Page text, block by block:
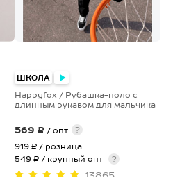
ШКОЛА
Happyfox / Рубашка-поло с
длинным рукавом для мальчика
569 ₽ / опт
?
919 ₽ / розница
549 ₽ / крупный опт
?